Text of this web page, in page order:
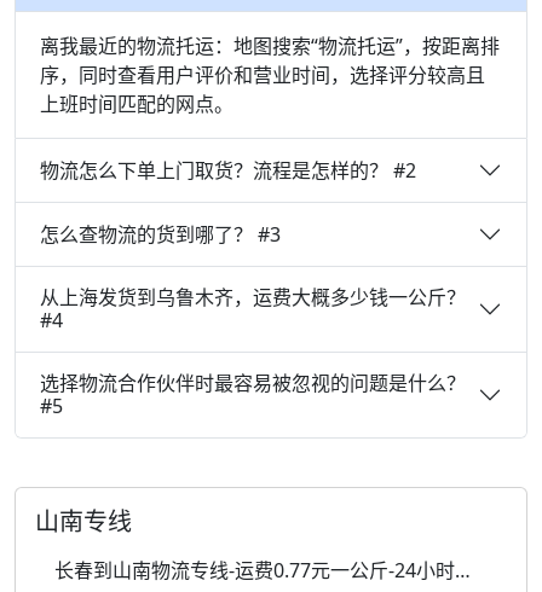
离我最近的物流托运：地图搜索“物流托运”，按距离排
序，同时查看用户评价和营业时间，选择评分较高且
上班时间匹配的网点。
物流怎么下单上门取货？流程是怎样的？ #2
怎么查物流的货到哪了？ #3
从上海发货到乌鲁木齐，运费大概多少钱一公斤？
#4
选择物流合作伙伴时最容易被忽视的问题是什么？
#5
山南专线
长春到山南物流专线-运费0.77元一公斤-24小时服务